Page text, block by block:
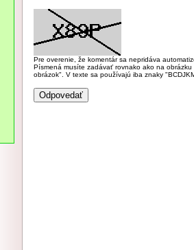
Pre overenie, že komentár sa nepridáva
Písmená musíte zadávať rovnako ako na
obrázok". V texte sa používajú iba znaky